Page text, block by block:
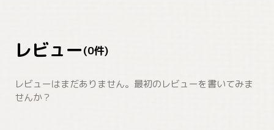
レビュー(0件)
レビューはまだありません。最初のレビューを書いてみま
せんか？